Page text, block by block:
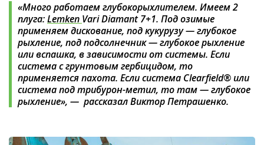
«Много работаем глубокорыхлителем. Имеем 2
плуга:Lemken Vari Diamant 7+1. Под озимые
применяем дискование, под кукурузу — глубокое
рыхление, под подсолнечник — глубокое рыхление
или вспашка, в зависимости от системы. Если
система с грунтовым гербицидом, то
применяется пахота. Если система Clearfield®или
система под трибурон-метил, то там — глубокое
рыхление», — рассказал Виктор Петрашенко.